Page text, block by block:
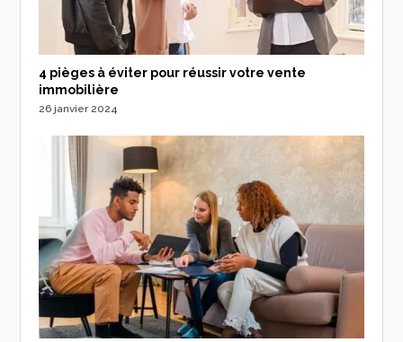
4 pièges à éviter pour réussir votre vente
immobilière
26 janvier 2024